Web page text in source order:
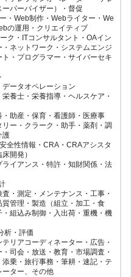
パーバイザー）・督促
・Web制作・Webライター・We
の運用・クリエイティブ
ーク・ITコンサルタント・OAイン
ネットワーク・システムエンジ
・プログラマー・サイバーセキ
データオペレーション
栄養士・栄養指導・ヘルスケア・
・助産・保育・看護師・医療事
ー・クラーク・助手・薬剤・調
護
全性情報・CRA・CRAアシスタ
開発）
ライアンス・特許・知財関係・法
査・測定・メンテナンス・工事・
管理・製造（組立・加工・食
組込み制御・入出荷・重機・機
析・評価
リアコーディネーター・広告・
司会・放送・教育・市場調査・
乗・旅行事務・筆耕・速記・テ
ーター、その他